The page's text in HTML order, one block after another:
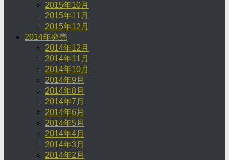
2015年10月
2015年11月
2015年12月
2014年発売
2014年12月
2014年11月
2014年10月
2014年9月
2014年8月
2014年7月
2014年6月
2014年5月
2014年4月
2014年3月
2014年2月